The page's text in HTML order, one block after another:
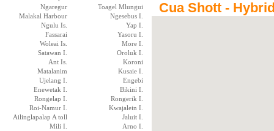
Ngaregur
Toagel Mlungui
Malakal Harbour
Ngesebus I.
Ngulu Is.
Yap I.
Fassarai
Yasoru I.
Woleai Is.
More I.
Satawan I.
Oroluk I.
Ant Is.
Koroni
Matalanim
Kusaie I.
Ujelang I.
Engebi
Enewetak I.
Bikini I.
Rongelap I.
Rongerik I.
Roi-Namur I.
Kwajalein I.
Ailinglapalap A toll
Jaluit I.
Mili I.
Arno I.
Cua Shott -